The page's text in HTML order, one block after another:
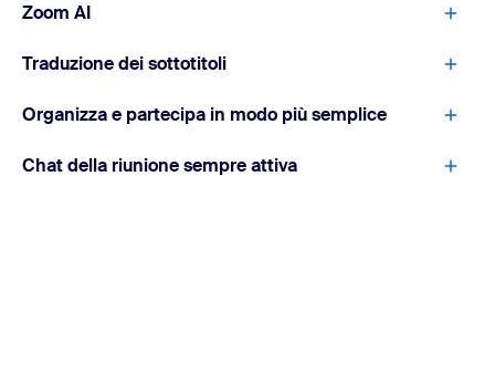
Zoom AI
Traduzione dei sottotitoli
Organizza e partecipa in modo più semplice
Chat della riunione sempre attiva